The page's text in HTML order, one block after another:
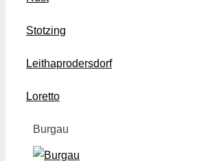
Stotzing
Leithaprodersdorf
Loretto
Burgau